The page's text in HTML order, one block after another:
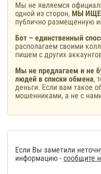
Мы не являемся
одной из сторон, МЫ
публично размещенную
Бот – единственный
располагаем своими
пишем с других
Мы не предлагаем и не
людей в списки обмена,
деньги. Если вам такое
мошенниками, а не с
Если Вы заметили
информацию - сообщите